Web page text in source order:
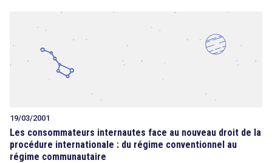
19/03/2001
Les consommateurs internautes face au nouveau droit de la
procédure internationale : du régime conventionnel au
régime communautaire